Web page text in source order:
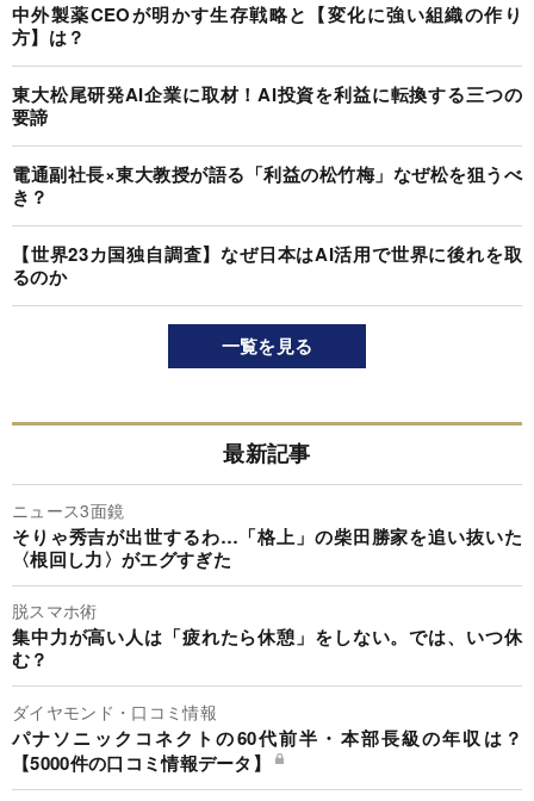
中外製薬CEOが明かす生存戦略と【変化に強い組織の作り
方】は？
東大松尾研発AI企業に取材！AI投資を利益に転換する三つの
要諦
電通副社長×東大教授が語る「利益の松竹梅」なぜ松を狙うべ
き？
【世界23カ国独自調査】なぜ日本はAI活用で世界に後れを取
るのか
一覧を見る
最新記事
ニュース3面鏡
そりゃ秀吉が出世するわ…「格上」の柴田勝家を追い抜いた
〈根回し力〉がエグすぎた
脱スマホ術
集中力が高い人は「疲れたら休憩」をしない。では、いつ休
む？
ダイヤモンド・口コミ情報
パナソニックコネクトの60代前半・本部長級の年収は？
【5000件の口コミ情報データ】